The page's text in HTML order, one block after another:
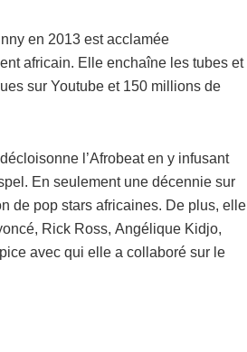
en 2013 est acclamée
africain. Elle enchaîne les tubes et
sur Youtube et 150 millions de
l’Afrobeat en y infusant
En seulement une décennie sur
de pop stars africaines. De plus, elle
Rick Ross, Angélique Kidjo,
avec qui elle a collaboré sur le